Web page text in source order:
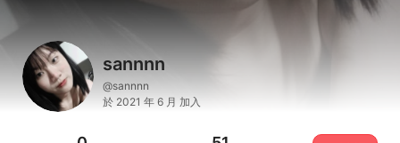
sannnn
@sannnn
於 2021 年 6 月 加入